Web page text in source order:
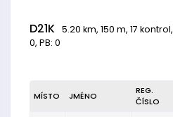
D21K 5.20 km, 150 m, 17 kontrol,
0, PB: 0
MÍSTO JMÉNO
REG.
ČÍSLO